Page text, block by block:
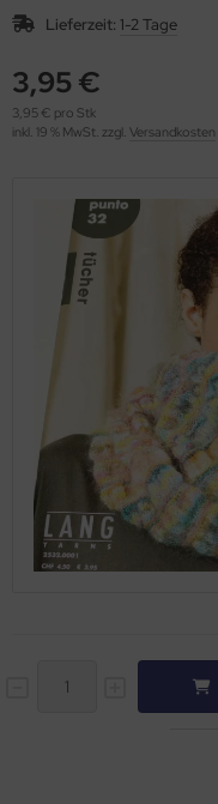
Lieferzeit: 1-2 Tage
3,95 €
3,95 € pro Stk
inkl. 19 % MwSt. zzgl. Versandkosten
(276)